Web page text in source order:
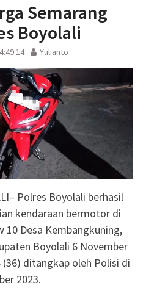
Semarang
Boyolali
14 Yulianto
Polres Boyolali berhasil
kendaraan bermotor di
10 Desa Kembangkuning,
Boyolali 6 November
(36) ditangkap oleh Polisi di
2023.